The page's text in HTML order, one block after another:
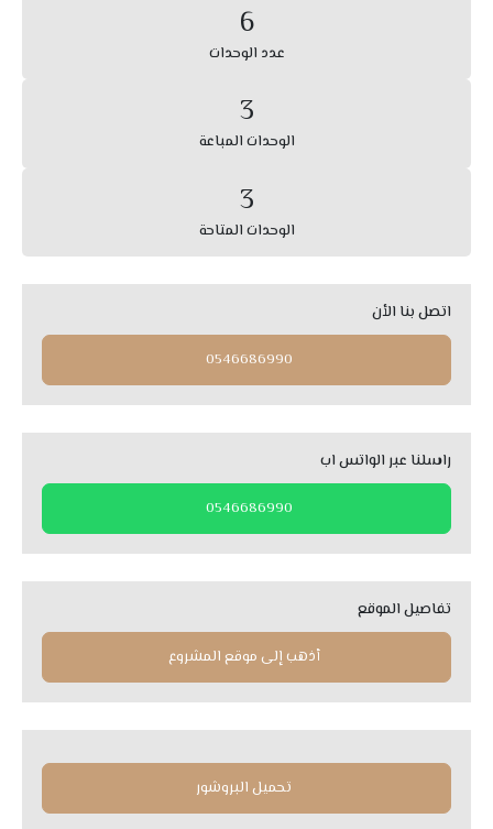
6
عدد الوحدات
3
الوحدات المباعة
3
الوحدات المتاحة
اتصل بنا الأن
0546686990
راسلنا عبر الواتس اب
0546686990
تفاصيل الموقع
أذهب إلى موقع المشروع
تحميل البروشور